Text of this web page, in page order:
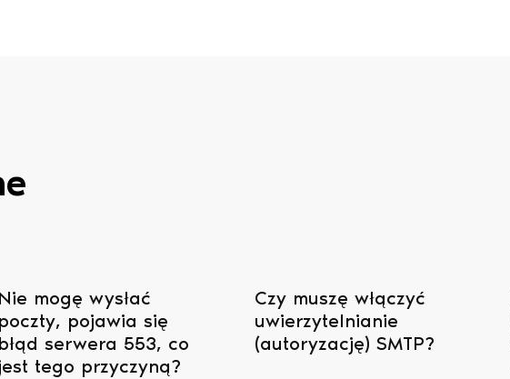
Nie mogę wysłać
poczty, pojawia się
błąd serwera 553, co
tego przyczyną?
Czy muszę włączyć
uwierzytelnianie
(autoryzację) SMTP?